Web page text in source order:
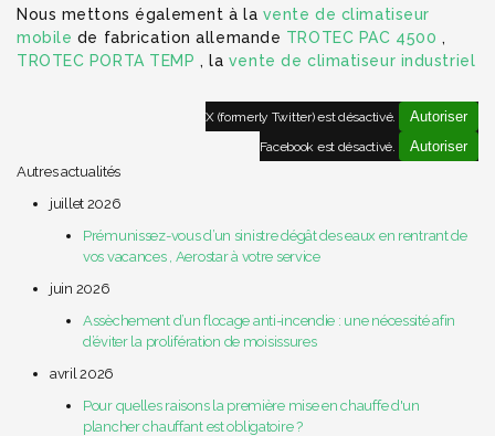
Nous mettons également à la vente de climatiseur
mobile de fabrication allemande TROTEC PAC 4500 ,
TROTEC PORTA TEMP , la vente de climatiseur industriel
X (formerly Twitter) est désactivé. Autoriser
Facebook est désactivé.
Autoriser
Autres actualités
juillet 2026
Prémunissez-vous d’un sinistre dégât des eaux en rentrant de
vos vacances , Aerostar à votre service
juin 2026
Assèchement d’un flocage anti-incendie : une nécessité afin
d’éviter la prolifération de moisissures
avril 2026
Pour quelles raisons la première mise en chauffe d'un
plancher chauffant est obligatoire ?